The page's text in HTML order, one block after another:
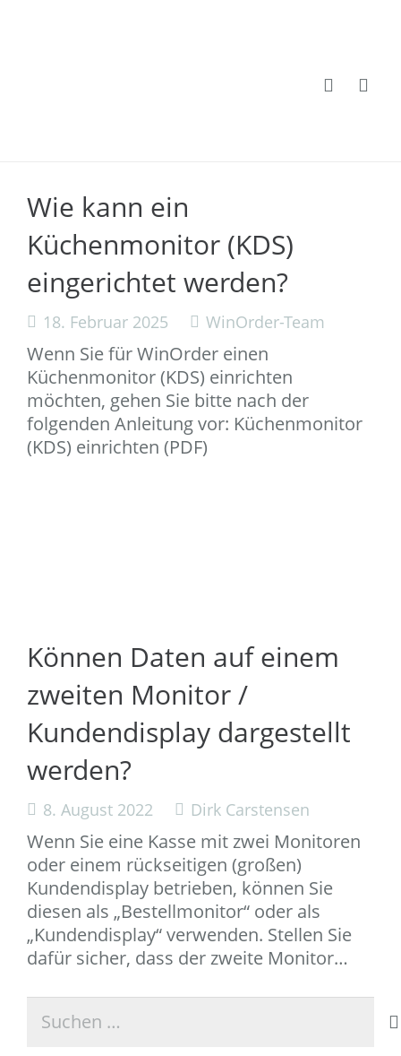
Wie kann ein
Küchenmonitor (KDS)
eingerichtet werden?
18. Februar 2025 WinOrder-Team
Wenn Sie für WinOrder einen
Küchenmonitor (KDS) einrichten
möchten, gehen Sie bitte nach der
folgenden Anleitung vor: Küchenmonitor
(KDS) einrichten (PDF)
Können Daten auf einem
zweiten Monitor /
Kundendisplay dargestellt
werden?
8. August 2022 Dirk Carstensen
Wenn Sie eine Kasse mit zwei Monitoren
oder einem rückseitigen (großen)
Kundendisplay betrieben, können Sie
diesen als „Bestellmonitor“ oder als
„Kundendisplay“ verwenden. Stellen Sie
dafür sicher, dass der zweite Monitor…
nach: